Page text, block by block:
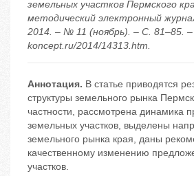
земельных участков Пермского
методический электронный
2014. – № 11 (ноябрь). – С. 81–85.
koncept.ru/2014/14313.htm.
Аннотация. В статье приводятся
структуры земельного рынка
частности, рассмотрена динамика
земельных участков, выделены
земельного рынка края, даны
качественному изменению
участков.